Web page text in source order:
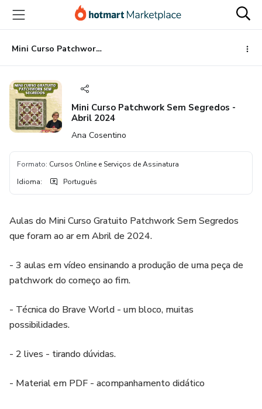
para
conteúdo
principal
para
pagamento
para
rodapé
Mini Curso Patchwork Sem Segredos - Abril 2024
Mini Curso Patchwork Sem Segredos -
Abril 2024
Ana Cosentino
Formato: Cursos Online e Serviços de Assinatura
Idioma: Português
Aulas do Mini Curso Gratuito Patchwork Sem Segredos
que foram ao ar em Abril de 2024.
- 3 aulas em vídeo ensinando a produção de uma peça de
patchwork do começo ao fim.
- Técnica do Brave World - um bloco, muitas
possibilidades.
- 2 lives - tirando dúvidas.
- Material em PDF - acompanhamento didático